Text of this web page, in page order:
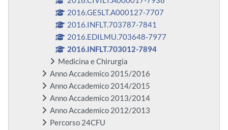
2016.GESLT.A000127-7707
2016.INFLT.703787-7841
2016.EDILMU.703648-7977
2016.INFLT.703012-7894
Medicina e Chirurgia
Anno Accademico 2015/2016
Anno Accademico 2014/2015
Anno Accademico 2013/2014
Anno Accademico 2012/2013
Percorso 24CFU